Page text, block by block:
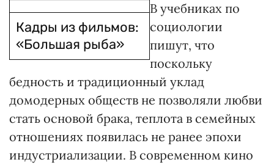
Кадры из фильмов:
«Большая рыба»
В учебниках по
социологии
пишут, что
поскольку
бедность и традиционный уклад
домодерных обществ не позволяли любви
стать основой брака, теплота в семейных
отношениях появилась не ранее эпохи
индустриализации. В современном кино